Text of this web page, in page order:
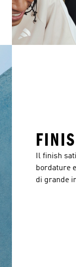
Il finish
bordature
di grande